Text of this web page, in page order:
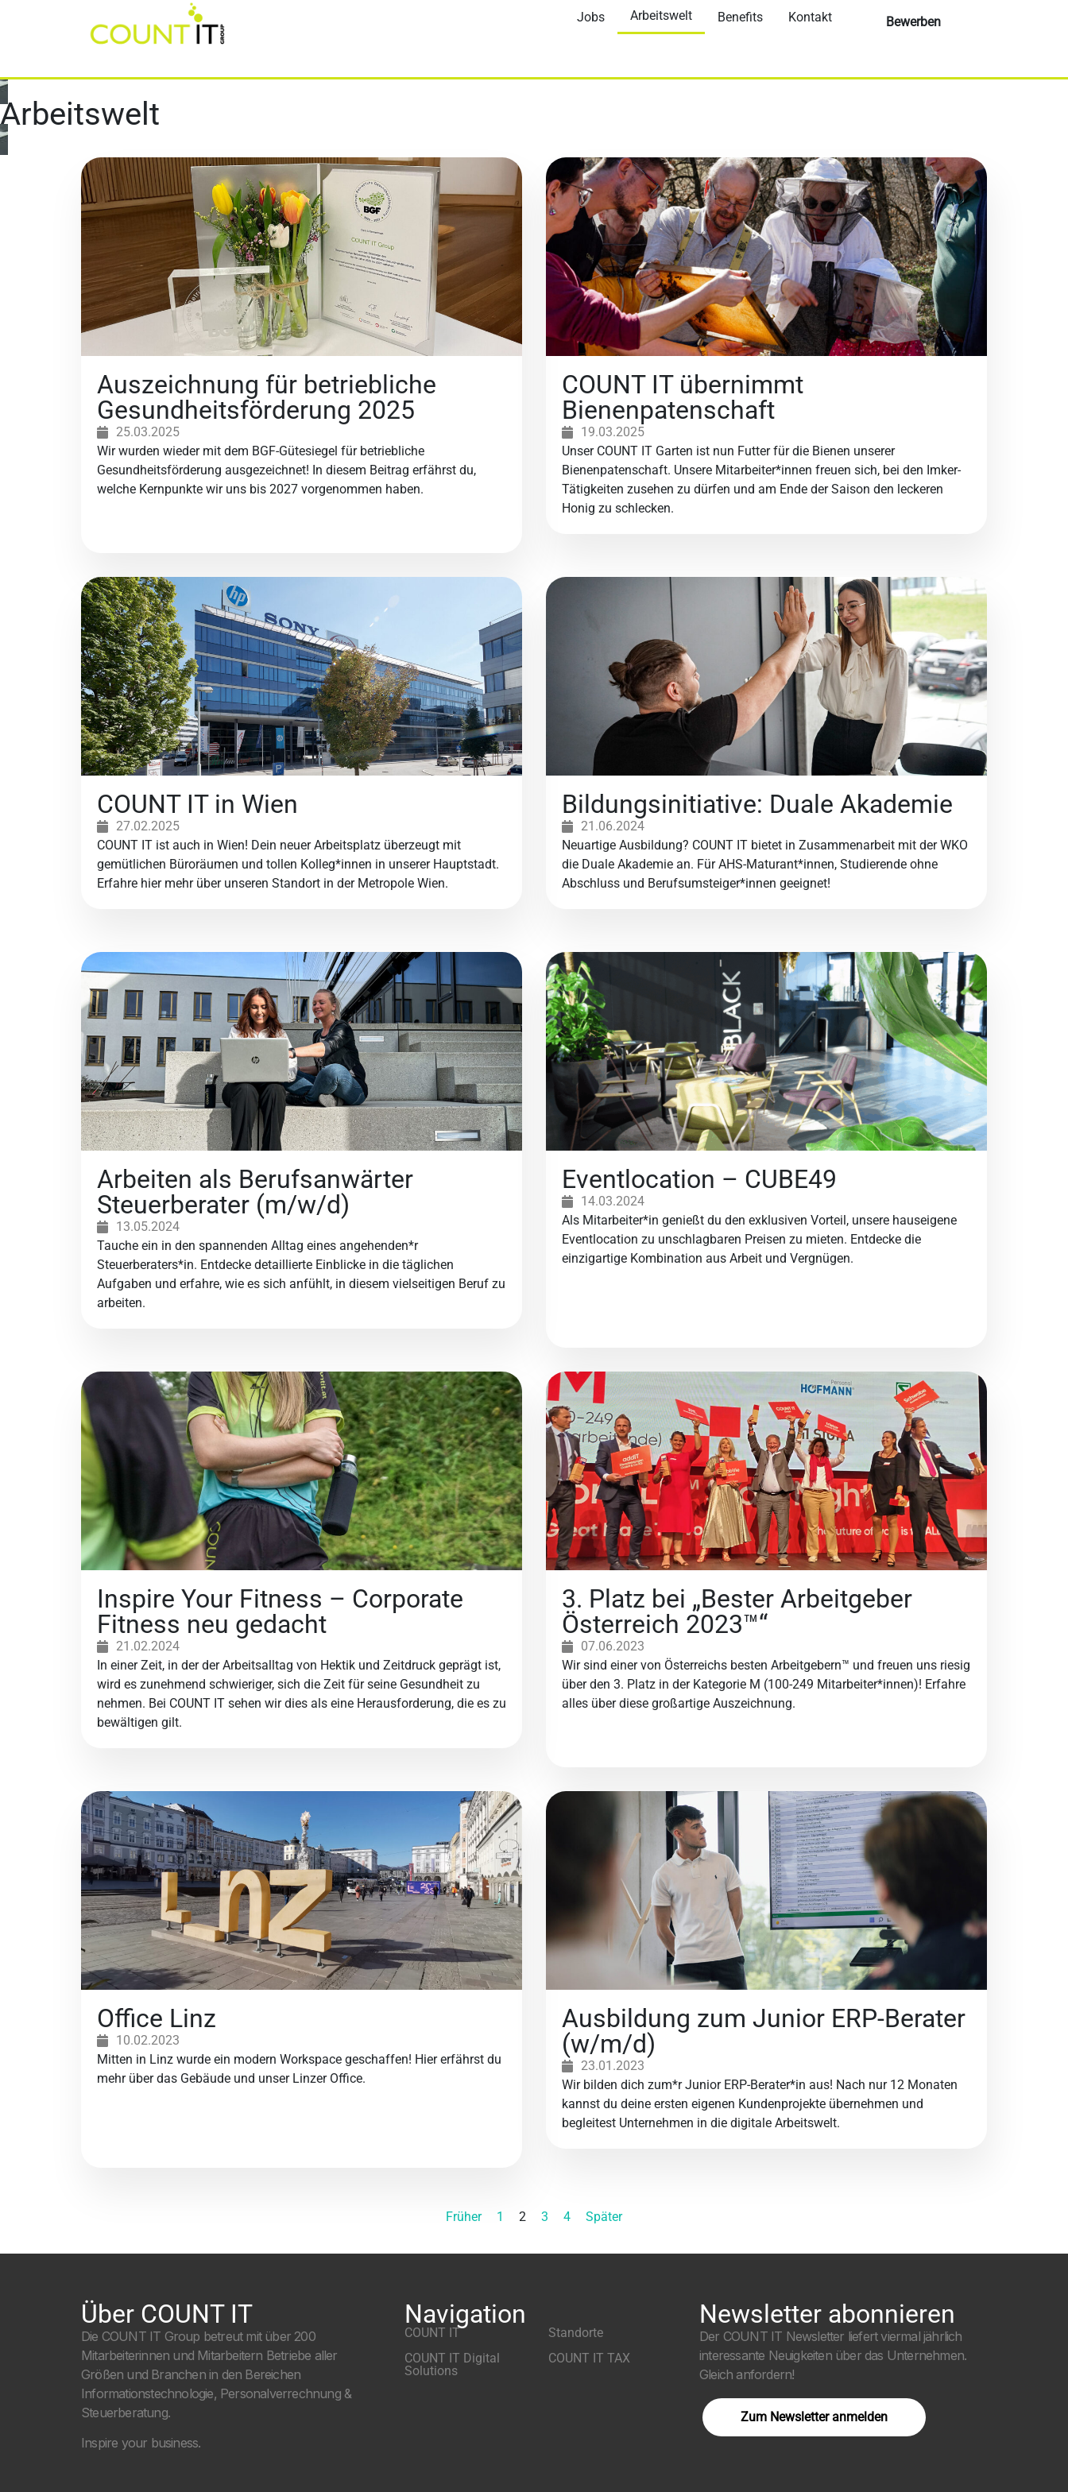
Jobs Arbeitswelt Benefits Kontakt Bewerben
Arbeitswelt
Auszeichnung für betriebliche
Gesundheitsförderung 2025
25.03.2025
Wir wurden wieder mit dem BGF-Gütesiegel für betriebliche
Gesundheitsförderung ausgezeichnet! In diesem Beitrag erfährst du,
welche Kernpunkte wir uns bis 2027 vorgenommen haben.
COUNT IT übernimmt
Bienenpatenschaft
19.03.2025
Unser COUNT IT Garten ist nun Futter für die Bienen unserer
Bienenpatenschaft. Unsere Mitarbeiter*innen freuen sich, bei den Imker-
Tätigkeiten zusehen zu dürfen und am Ende der Saison den leckeren
Honig zu schlecken.
COUNT IT in Wien
27.02.2025
COUNT IT ist auch in Wien! Dein neuer Arbeitsplatz überzeugt mit
gemütlichen Büroräumen und tollen Kolleg*innen in unserer Hauptstadt.
Erfahre hier mehr über unseren Standort in der Metropole Wien.
Bildungsinitiative: Duale Akademie
21.06.2024
Neuartige Ausbildung? COUNT IT bietet in Zusammenarbeit mit der WKO
die Duale Akademie an. Für AHS-Maturant*innen, Studierende ohne
Abschluss und Berufsumsteiger*innen geeignet!
Arbeiten als Berufsanwärter
Steuerberater (m/w/d)
13.05.2024
Tauche ein in den spannenden Alltag eines angehenden*r
Steuerberaters*in. Entdecke detaillierte Einblicke in die täglichen
Aufgaben und erfahre, wie es sich anfühlt, in diesem vielseitigen Beruf zu
arbeiten.
Eventlocation – CUBE49
14.03.2024
Als Mitarbeiter*in genießt du den exklusiven Vorteil, unsere hauseigene
Eventlocation zu unschlagbaren Preisen zu mieten. Entdecke die
einzigartige Kombination aus Arbeit und Vergnügen.
Inspire Your Fitness – Corporate
Fitness neu gedacht
21.02.2024
In einer Zeit, in der der Arbeitsalltag von Hektik und Zeitdruck geprägt ist,
wird es zunehmend schwieriger, sich die Zeit für seine Gesundheit zu
nehmen. Bei COUNT IT sehen wir dies als eine Herausforderung, die es zu
bewältigen gilt.
3. Platz bei „Bester Arbeitgeber
Österreich 2023™“
07.06.2023
Wir sind einer von Österreichs besten Arbeitgebern™ und freuen uns riesig
über den 3. Platz in der Kategorie M (100-249 Mitarbeiter*innen)! Erfahre
alles über diese großartige Auszeichnung.
Office Linz
10.02.2023
Mitten in Linz wurde ein modern Workspace geschaffen! Hier erfährst du
mehr über das Gebäude und unser Linzer Office.
Ausbildung zum Junior ERP-Berater
(w/m/d)
23.01.2023
Wir bilden dich zum*r Junior ERP-Berater*in aus! Nach nur 12 Monaten
kannst du deine ersten eigenen Kundenprojekte übernehmen und
begleitest Unternehmen in die digitale Arbeitswelt.
Früher 1 2 3 4 Später
Über COUNT IT
Die COUNT IT Group betreut mit über 200
Mitarbeiterinnen und Mitarbeitern Betriebe aller
Größen und Branchen in den Bereichen
Informationstechnologie, Personalverrechnung &
Steuerberatung.
Inspire your business.
Navigation
COUNT IT
Standorte
COUNT IT Digital
Solutions
COUNT IT TAX
Newsletter abonnieren
Der COUNT IT Newsletter liefert viermal jährlich
interessante Neuigkeiten über das Unternehmen.
Gleich anfordern!
Zum Newsletter anmelden